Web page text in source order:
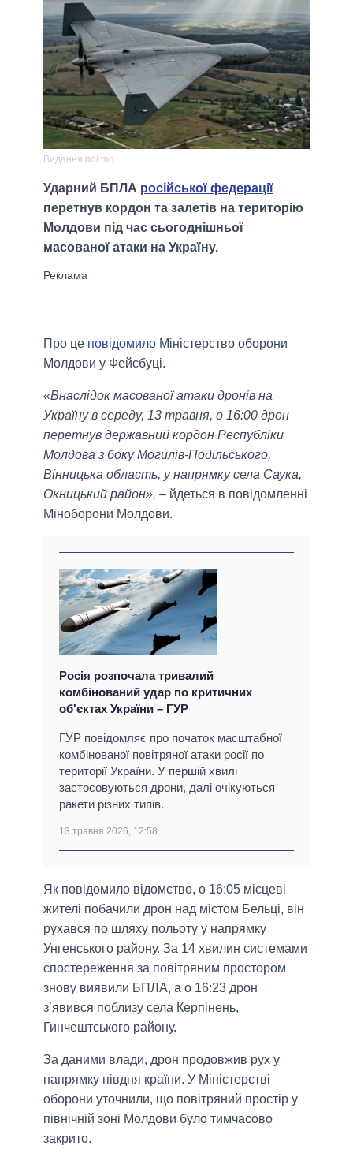
Видання noi.md
Ударний БПЛА російської федерації
перетнув кордон та залетів на територію
Молдови під час сьогоднішньої
масованої атаки на Україну.
Про це повідомило Міністерство оборони
Молдови у Фейсбуці.
«Внаслідок масованої атаки дронів на
Україну в середу, 13 травня, о 16:00 дрон
перетнув державний кордон Республіки
Молдова з боку Могилів-Подільського,
Вінницька область, у напрямку села Саука,
Окницький район», – йдеться в повідомленні
Міноборони Молдови.
Росія розпочала тривалий
комбінований удар по критичних
об'єктах України – ГУР
ГУР повідомляє про початок масштабної
комбінованої повітряної атаки росії по
території України. У першій хвилі
застосовуються дрони, далі очікуються
ракети різних типів.
13 травня 2026, 12:58
Як повідомило відомство, о 16:05 місцеві
жителі побачили дрон над містом Бельці, він
рухався по шляху польоту у напрямку
Унгенського району. За 14 хвилин системами
спостереження за повітряним простором
знову виявили БПЛА, а о 16:23 дрон
з’явився поблизу села Керпінень,
Гинчештського району.
За даними влади, дрон продовжив рух у
напрямку півдня країни. У Міністерстві
оборони уточнили, що повітряний простір у
північній зоні Молдови було тимчасово
закрито.